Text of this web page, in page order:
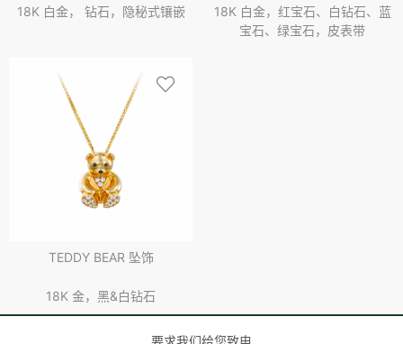
18K 白金， 钻石，隐秘式镶嵌
18K 白金，红宝石、白钻石、蓝
宝石、绿宝石，皮表带
TEDDY BEAR 坠饰
18K 金，黑&白钻石
要求我们给您致电